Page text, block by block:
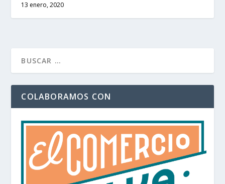
13 enero, 2020
COLABORAMOS CON